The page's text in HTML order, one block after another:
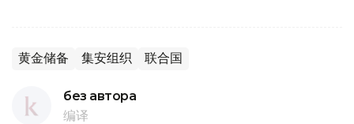
黄金储备 集安组织 联合国
без автора
编译